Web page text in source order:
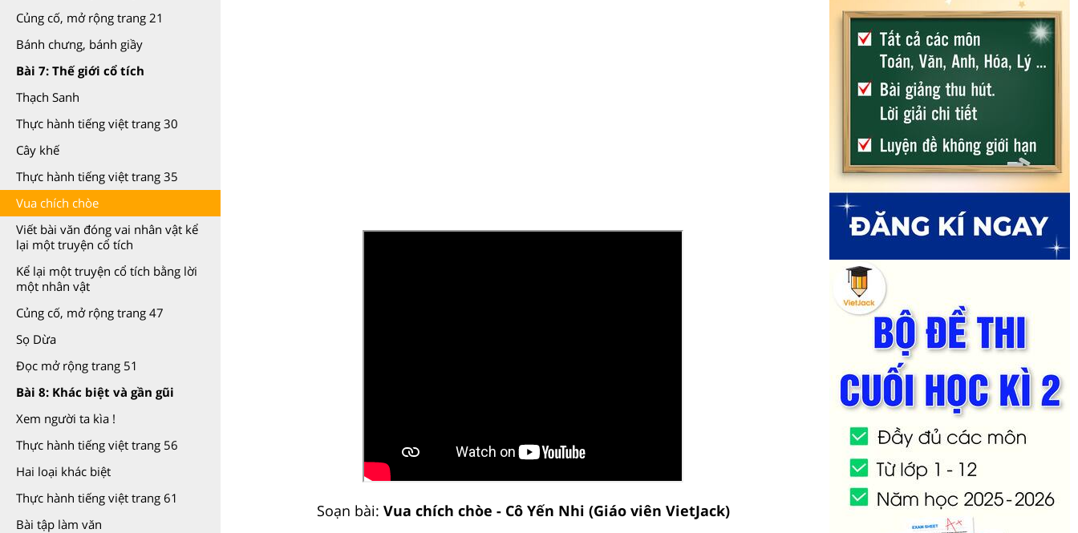
Củng cố, mở rộng trang 21
Bánh chưng, bánh giầy
Bài 7: Thế giới cổ tích
Thạch Sanh
Thực hành tiếng việt trang 30
Cây khế
Thực hành tiếng việt trang 35
Vua chích chòe
Viết bài văn đóng vai nhân vật kể
lại một truyện cổ tích
Kể lại một truyện cổ tích bằng lời
một nhân vật
Củng cố, mở rộng trang 47
Sọ Dừa
Đọc mở rộng trang 51
Bài 8: Khác biệt và gần gũi
Xem người ta kìa !
Thực hành tiếng việt trang 56
Hai loại khác biệt
Thực hành tiếng việt trang 61
Bài tập làm văn
Soạn bài: Vua chích chòe - Cô Yến Nhi (Giáo viên VietJack)